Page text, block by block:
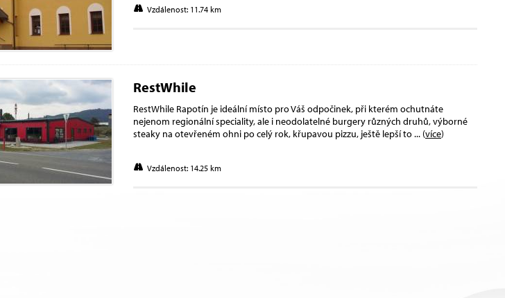
Vzdálenost: 11.74 km
RestWhile
RestWhile Rapotín je ideální místo pro Váš odpočinek, při kterém ochutnáte
nejenom regionální speciality, ale i neodolatelné burgery různých druhů, výborné
steaky na otevřeném ohni po celý rok, křupavou pizzu, ještě lepší to... (více)
Vzdálenost: 14.25 km